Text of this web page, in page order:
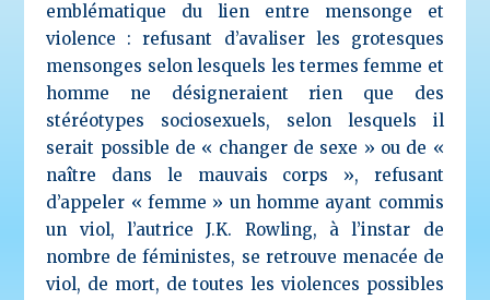
emblématique du lien entre mensonge et
violence : refusant d’avaliser les grotesques
mensonges selon lesquels les termes femme et
homme ne désigneraient rien que des
stéréotypes sociosexuels, selon lesquels il
serait possible de « changer de sexe » ou de «
naître dans le mauvais corps », refusant
d’appeler « femme » un homme ayant commis
un viol, l’autrice J.K. Rowling, à l’instar de
nombre de féministes, se retrouve menacée de
viol, de mort, de toutes les violences possibles